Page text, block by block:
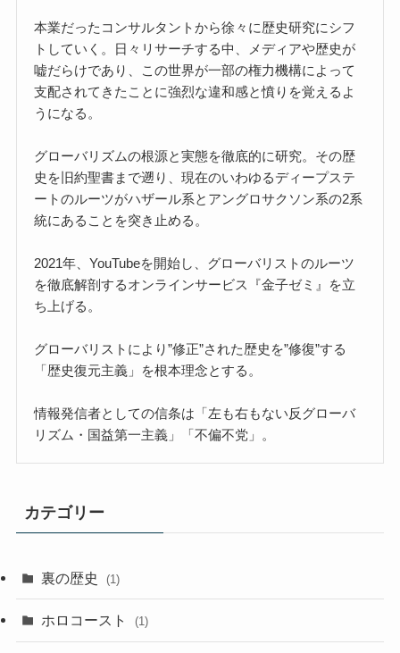
本業だったコンサルタントから徐々に歴史研究にシフ
トしていく。日々リサーチする中、メディアや歴史が
嘘だらけであり、この世界が一部の権力機構によって
支配されてきたことに強烈な違和感と憤りを覚えるよ
うになる。
グローバリズムの根源と実態を徹底的に研究。その歴
史を旧約聖書まで遡り、現在のいわゆるディープステ
ートのルーツがハザール系とアングロサクソン系の2系
統にあることを突き止める。
2021年、YouTubeを開始し、グローバリストのルーツ
を徹底解剖するオンラインサービス『金子ゼミ』を立
ち上げる。
グローバリストにより”修正”された歴史を”修復”する
「歴史復元主義」を根本理念とする。
情報発信者としての信条は「左も右もない反グローバ
リズム・国益第一主義」「不偏不党」。
カテゴリー
裏の歴史 (1)
ホロコースト (1)